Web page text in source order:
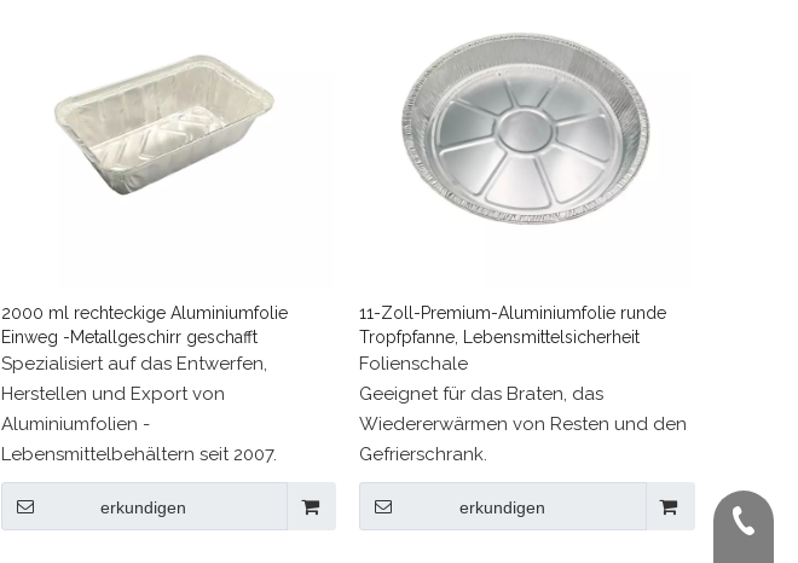
2000 ml rechteckige Aluminiumfolie
Einweg -Metallgeschirr geschafft
Spezialisiert auf das Entwerfen,
Herstellen und Export von
Aluminiumfolien -
Lebensmittelbehältern seit 2007.
erkundigen
11-Zoll-Premium-Aluminiumfolie runde
Tropfpfanne, Lebensmittelsicherheit
Folienschale
Geeignet für das Braten, das
Wiedererwärmen von Resten und den
Gefrierschrank.
erkundigen
+ 86-